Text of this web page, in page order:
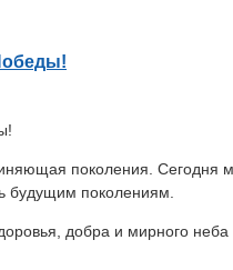
поколения. Сегодня
будущим поколениям.
добра и мирного